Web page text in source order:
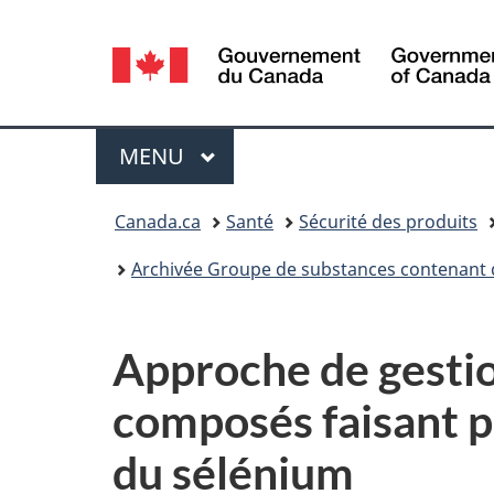
Sélection
de
la
langue
Menu
MENU PRINCIPAL
Canada.ca Santé Sécurité des produits
Archivée Groupe de substances contenant
Approche de
composés faisant
du sélénium